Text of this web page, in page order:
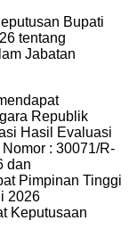
Bupati
tentang
Jabatan
Republik
Hasil Evaluasi
: 30071/R-
dan
Pimpinan Tinggi
2026
Keputusaan